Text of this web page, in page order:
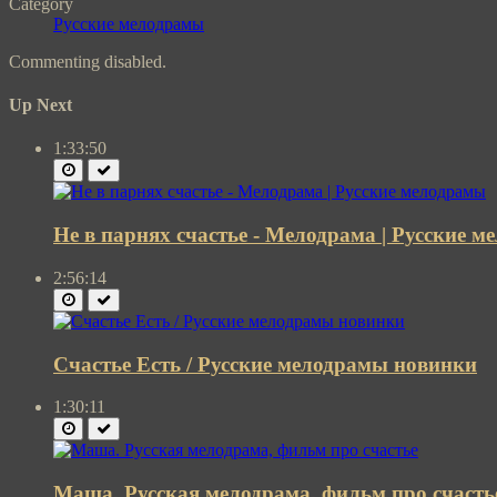
Русские мелодрамы
Commenting disabled.
Up Next
1:33:50
Не в парнях счастье - Мелодрама | Русские
2:56:14
Счастье Есть / Русские мелодрамы новинки
1:30:11